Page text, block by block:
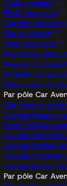
Audi occasion
BMW occasion
Citroën occasion
Fiat occasion
Jeep occasion
Mercedes-Benz
Peugeot
Renault occasion
Découvrez
Par pôle Car
Car Avenue Arlon
Avenue Haguenau
LesménilsCar
Avenue Lunéville
Avenue Namur
Avenue Thionville
Avenue le plus
Par pôle Car